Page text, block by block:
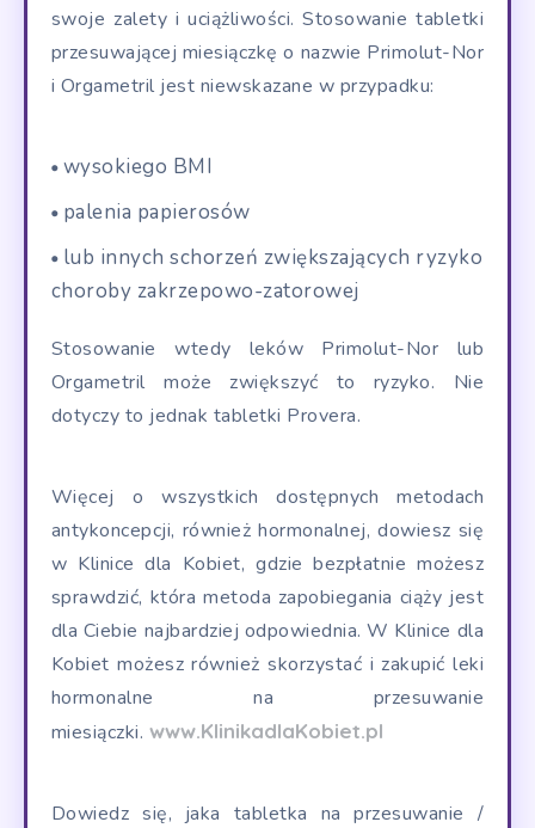
swoje zalety i uciążliwości. Stosowanie tabletki
przesuwającej miesiączkę o nazwie Primolut-Nor
i Orgametril jest niewskazane w przypadku:
wysokiego BMI
palenia papierosów
lub innych schorzeń zwiększających ryzyko
choroby zakrzepowo-zatorowej
Stosowanie wtedy leków Primolut-Nor lub
Orgametril może zwiększyć to ryzyko. Nie
dotyczy to jednak tabletki Provera.
Więcej o wszystkich dostępnych metodach
antykoncepcji, również hormonalnej, dowiesz się
w Klinice dla Kobiet, gdzie bezpłatnie możesz
sprawdzić, która metoda zapobiegania ciąży jest
dla Ciebie najbardziej odpowiednia. W Klinice dla
Kobiet możesz również skorzystać i zakupić leki
hormonalne na przesuwanie
miesiączki. www.KlinikadlaKobiet.pl
Dowiedz się, jaka tabletka na przesuwanie /